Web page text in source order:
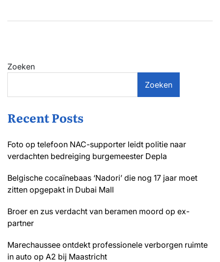
Zoeken
Zoeken
Recent Posts
Foto op telefoon NAC-supporter leidt politie naar
verdachten bedreiging burgemeester Depla
Belgische cocaïnebaas ‘Nadori’ die nog 17 jaar moet
zitten opgepakt in Dubai Mall
Broer en zus verdacht van beramen moord op ex-
partner
Marechaussee ontdekt professionele verborgen ruimte
in auto op A2 bij Maastricht